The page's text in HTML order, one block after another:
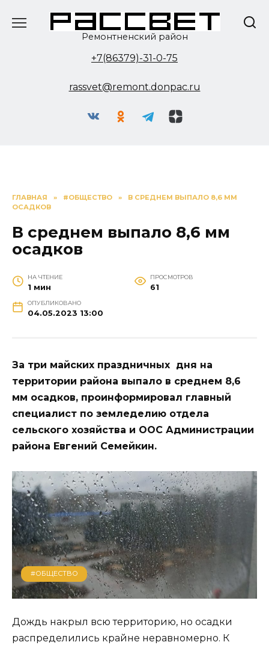
Ремонтненский район
+7(86379)-31-0-75
rassvet@remont.donpac.ru
ГЛАВНАЯ » #ОБЩЕСТВО »
В СРЕДНЕМ ВЫПАЛО 8,6 ММ
ОСАДКОВ
В среднем выпало 8,6 мм
осадков
НА ЧТЕНИЕ
1 мин
ПРОСМОТРОВ
61
ОПУБЛИКОВАНО
04.05.2023 13:00
За три майских праздничных дня на
территории района выпало в среднем 8,6
мм осадков, проинформировал главный
специалист по земледелию отдела
сельского хозяйства и ООС Администрации
района Евгений Семейкин.
#ОБЩЕСТВО
Дождь накрыл всю территорию, но осадки
распределились крайне неравномерно. К